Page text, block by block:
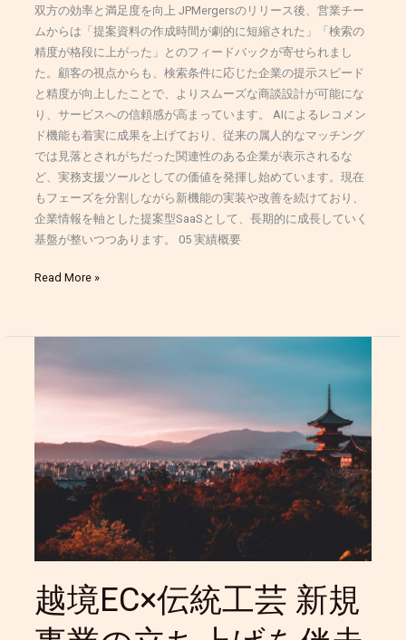
双方の効率と満足度を向上 JPMergersのリリース後、営業チー
ムからは「提案資料の作成時間が劇的に短縮された」「検索の
精度が格段に上がった」とのフィードバックが寄せられまし
た。顧客の視点からも、検索条件に応じた企業の提示スピード
と精度が向上したことで、よりスムーズな商談設計が可能にな
り、サービスへの信頼感が高まっています。 AIによるレコメン
ド機能も着実に成果を上げており、従来の属人的なマッチング
では見落とされがちだった関連性のある企業が表示されるな
ど、実務支援ツールとしての価値を発揮し始めています。現在
もフェーズを分割しながら新機能の実装や改善を続けており、
企業情報を軸とした提案型SaaSとして、長期的に成長していく
基盤が整いつつあります。 05 実績概要
Read More »
越境EC×伝統工芸 新規
境
EC×
芸
新
業
立
ち